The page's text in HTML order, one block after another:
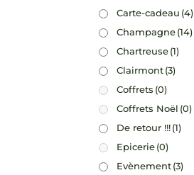
Carte-cadeau (4)
Champagne(14)
Chartreuse(1)
Clairmont(3)
Coffrets (0)
Coffrets Noël (0)
De retour !!!(1)
Epicerie(0)
Evènement(3)